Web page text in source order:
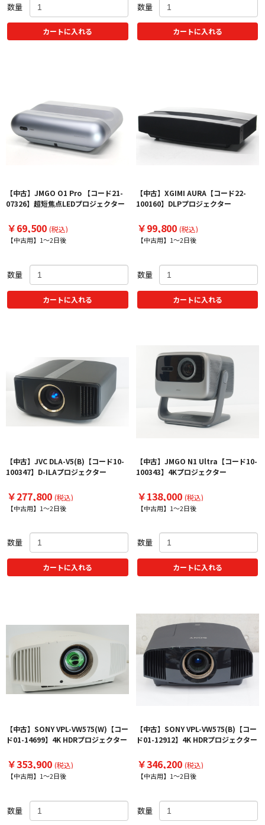
数量
カートに入れる
数量
カートに入れる
【中古】JMGO O1 Pro 【コード21-
07326】超短焦点LEDプロジェクター
￥69,500 (税込)
【中古用】1～2日後
数量
カートに入れる
【中古】XGIMI AURA【コード22-
100160】DLPプロジェクター
￥99,800 (税込)
【中古用】1～2日後
数量
カートに入れる
【中古】JVC DLA-V5(B)【コード10-
100347】D-ILAプロジェクター
￥277,800 (税込)
【中古用】1～2日後
数量
カートに入れる
【中古】JMGO N1 Ultra【コード10-
100343】4Kプロジェクター
￥138,000 (税込)
【中古用】1～2日後
数量
カートに入れる
【中古】SONY VPL-VW575(W)【コー
ド01-14699】4K HDRプロジェクター
￥353,900 (税込)
【中古用】1～2日後
数量
【中古】SONY VPL-VW575(B)【コー
ド01-12912】4K HDRプロジェクター
￥346,200 (税込)
【中古用】1～2日後
数量